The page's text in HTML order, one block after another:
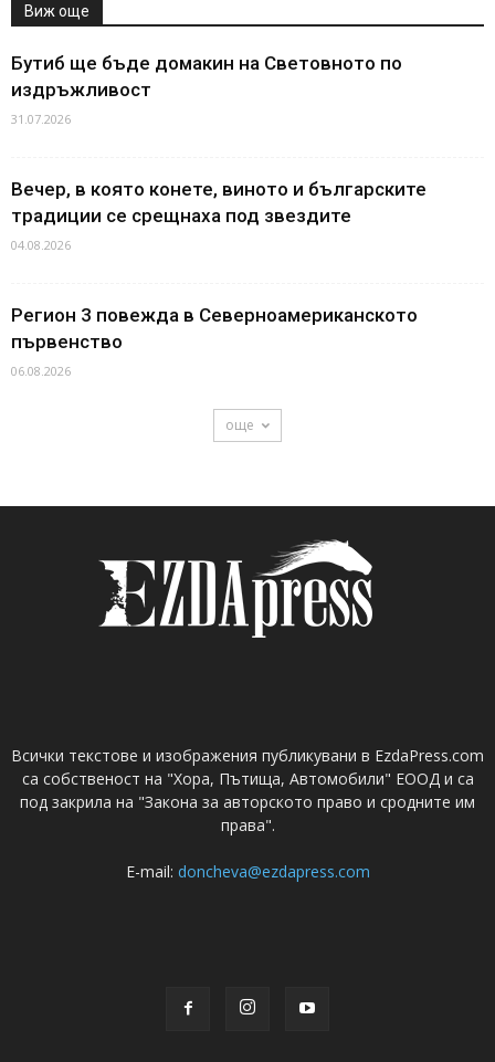
Виж още
Бутиб ще бъде домакин на Световното по
издръжливост
31.07.2026
Вечер, в която конете, виното и българските
традиции се срещнаха под звездите
04.08.2026
Регион 3 повежда в Северноамериканското
първенство
06.08.2026
още
Всички текстове и изображения публикувани в EzdaPress.com
са собственост на "Хора, Пътища, Автомобили" ЕООД и са
под закрила на "Закона за авторското право и сродните им
права".
E-mail: doncheva@ezdapress.com